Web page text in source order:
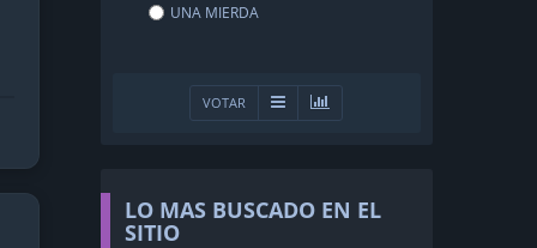
UNA MIERDA
VOTAR
LO MAS BUSCADO EN EL
SITIO